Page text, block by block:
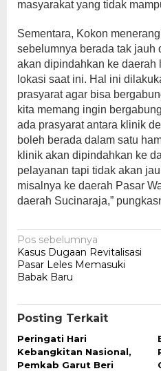
masyarakat yang tidak
Sementara, Kokon
sebelumnya berada tak jauh
akan dipindahkan ke daerah
lokasi saat ini. Hal ini
prasyarat agar bisa
kita memang ingin
ada prasyarat antara klinik
boleh berada dalam satu
klinik akan dipindahkan ke
pelayanan tapi tidak akan
misalnya ke daerah Pasar
daerah Sucinaraja,”
Navigasi
pos
Pos sebelumnya
Kasus Dugaan Revitalisasi
Pasar Leles Memasuki
Babak Baru
Posting Terkait
Peringati Hari
Kebangkitan Nasional,
Pemkab Garut Beri